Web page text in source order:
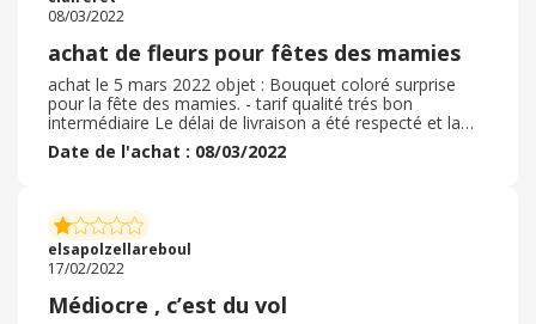
preuve de qualité à mon avis
08/03/2022
achat de fleurs pour fêtes des mamies
achat le 5 mars 2022 objet : Bouquet coloré surprise
pour la fête des mamies. - tarif qualité trés bon
intermédiaire Le délai de livraison a été respecté et la
date que l'on donne est garantie puisque j'ai pu
programmer une livraison même le dimanche.
personne qui l'a reçue était trés contente et emue. Je
recommande ce site car les Intermédiaires choisis sont
sérieux et en plus on fait un don à une association
caritative lors du paiement.
Date de l'achat : 08/03/2022
elsapolzellareboul
17/02/2022
Médiocre , c’est du vol